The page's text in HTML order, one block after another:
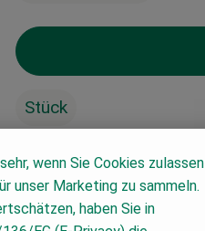
Stück
#2602 5,49 €/ Stück 5,49 €/ kg
wenn Sie Cookies zulassen
unser Marketing zu sammeln.
haben Sie in